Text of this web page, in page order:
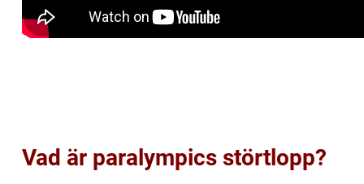
Vad är paralympics störtlopp?